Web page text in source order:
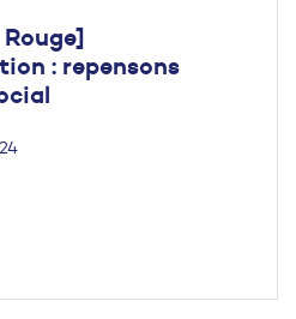
: repensons